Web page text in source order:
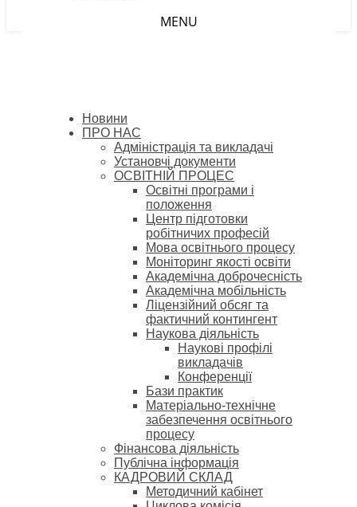
MENU
Новини
ПРО НАС
Адміністрація та викладачі
Установчі документи
ОСВІТНІЙ ПРОЦЕС
Освітні програми і
положення
Центр підготовки
робітничих професій
Мова освітнього процесу
Моніторинг якості освіти
Академічна доброчесність
Академічна мобільність
Ліцензійний обсяг та
фактичний контингент
Наукова діяльність
Наукові профілі
викладачів
Конференції
Бази практик
Матеріально-технічне
забезпечення освітнього
процесу
Фінансова діяльність
Публічна інформація
КАДРОВИЙ СКЛАД
Методичний кабінет